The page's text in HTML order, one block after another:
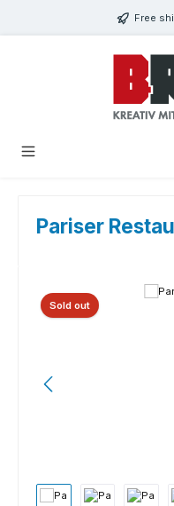
Free
Pariser
Skip image gallery
Sold out